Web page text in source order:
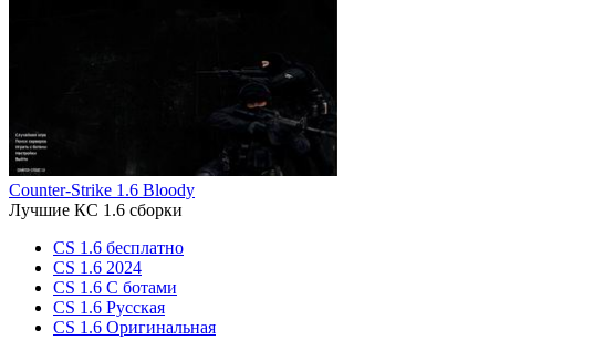
Counter-Strike 1.6 Bloody
Лучшие КС 1.6 сборки
CS 1.6 бесплатно
CS 1.6 2024
CS 1.6 С ботами
CS 1.6 Русская
CS 1.6 Оригинальная